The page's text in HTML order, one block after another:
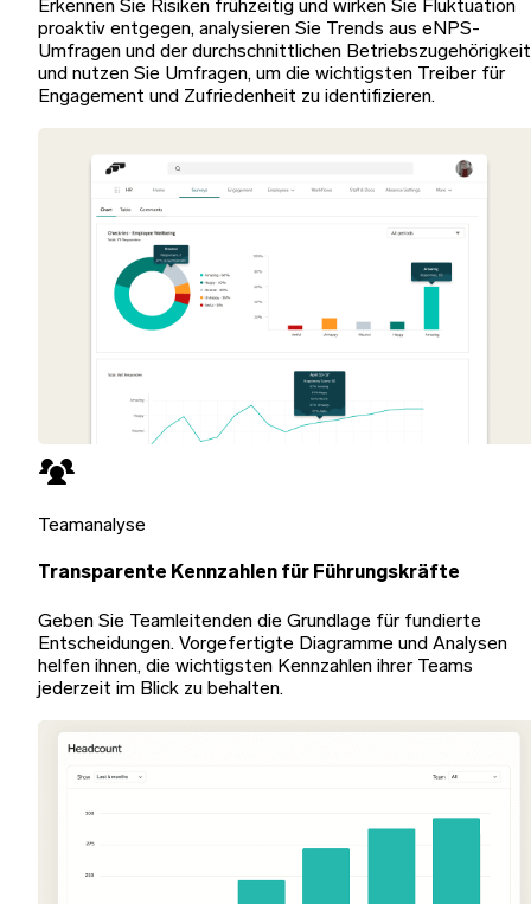
Erkennen Sie Risiken frühzeitig und wirken Sie Fluktuation
proaktiv entgegen, analysieren Sie Trends aus eNPS-
Umfragen und der durchschnittlichen Betriebszugehörigkeit
und nutzen Sie Umfragen, um die wichtigsten Treiber für
Engagement und Zufriedenheit zu identifizieren.
Teamanalyse
Transparente Kennzahlen für Führungskräfte
Geben Sie Teamleitenden die Grundlage für fundierte
Entscheidungen. Vorgefertigte Diagramme und Analysen
helfen ihnen, die wichtigsten Kennzahlen ihrer Teams
jederzeit im Blick zu behalten.